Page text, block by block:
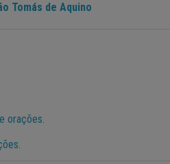
Tomás de Aquino
orações.